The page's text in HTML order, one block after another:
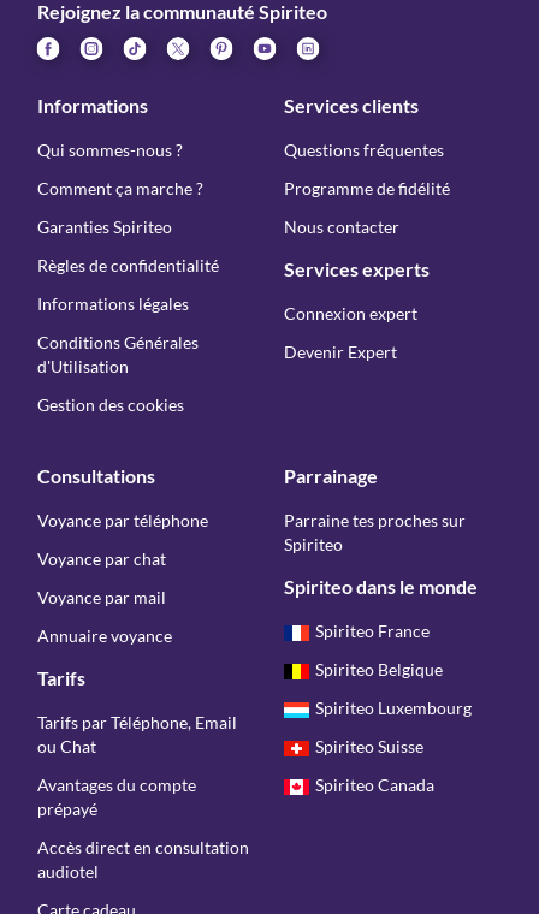
Rejoignez la communauté Spiriteo
Informations
Qui sommes-nous ?
Comment ça marche ?
Garanties Spiriteo
Règles de confidentialité
Informations légales
Conditions Générales
d'Utilisation
Gestion des cookies
Services clients
Questions fréquentes
Programme de fidélité
Nous contacter
Services experts
Connexion expert
Devenir Expert
Consultations
Voyance par téléphone
Voyance par chat
Voyance par mail
Annuaire voyance
Tarifs
Tarifs par Téléphone, Email
ou Chat
Avantages du compte
prépayé
Accès direct en consultation
audiotel
Carte cadeau
Parrainage
Parraine tes proches sur
Spiriteo
Spiriteo dans le monde
Spiriteo France
Spiriteo Belgique
Spiriteo Luxembourg
Spiriteo Suisse
Spiriteo Canada